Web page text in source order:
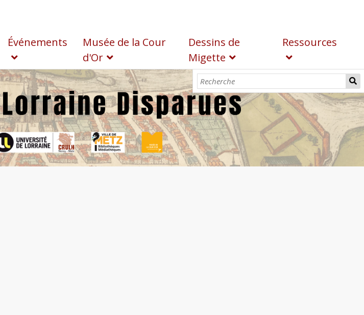
Événements
Musée de la Cour
d'Or
Dessins de
Migette
Ressources